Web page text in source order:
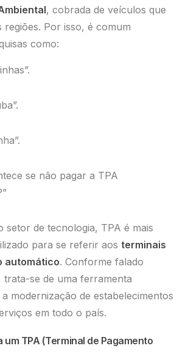
, cobrada de veículos que
regiões. Por isso, é comum
como:
se não pagar a TPA
setor de tecnologia, TPA é mais
para se referir aos terminais
automático. Conforme falado
trata-se de uma ferramenta
modernização de estabelecimentos
em todo o país.
um TPA (Terminal de Pagamento